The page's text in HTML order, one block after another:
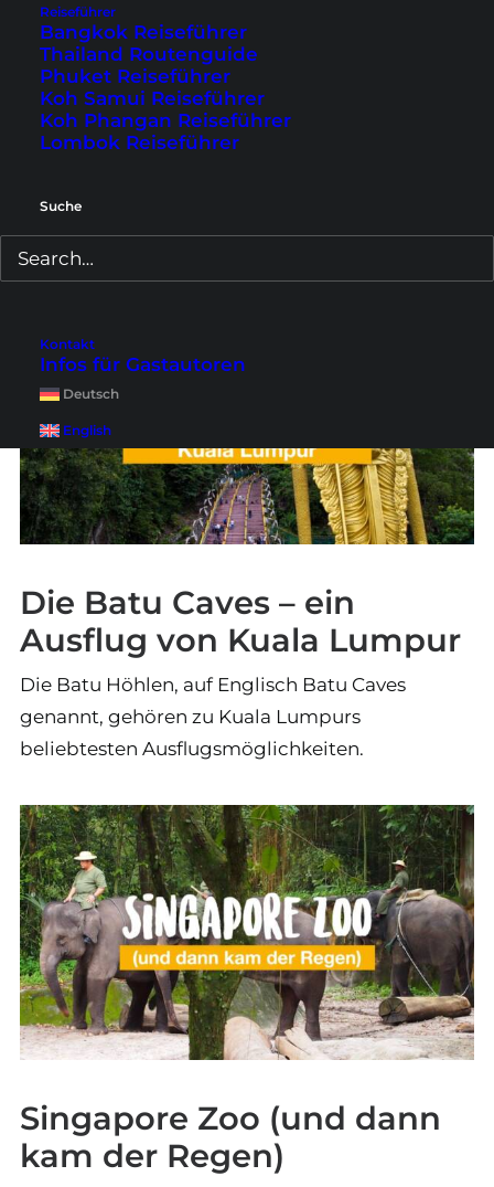
Reiseführer
Bangkok Reiseführer
Thailand Routenguide
Phuket Reiseführer
Koh Samui Reiseführer
Koh Phangan Reiseführer
Lombok Reiseführer
Suche
Kontakt
Infos für Gastautoren
Deutsch
English
Unsere Anreise von Bali auf
die Gili-Inseln
(Reisebericht)
Bali über Lombok bis in unser persönliches
Paradies auf Reisen: Gili Trawangan.
Die Batu Caves – ein
Ausflug von Kuala Lumpur
Die Batu Höhlen, auf Englisch Batu Caves
genannt, gehören zu Kuala Lumpurs
beliebtesten Ausflugsmöglichkeiten.
Singapore Zoo (und dann
kam der Regen)